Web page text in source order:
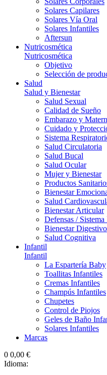
Solares Capilares
Solares Vía Oral
Solares Infantiles
Aftersun
Nutricosmética
Nutricosmética
Objetivo
Selección de
Salud
Salud y Bienestar
Salud Sexual
Calidad de Sueño
Embarazo y
Cuidado y
Sistema
Salud Circulatoria
Salud Bucal
Salud Ocular
Mujer y Bienestar
Productos
Bienestar
Salud
Bienestar Articular
Defensas /
Bienestar Digestivo
Salud Cognitiva
Infantil
Infantil
La Espartería Baby
Toallitas Infantiles
Cremas Infantiles
Champús Infantiles
Chupetes
Control de Piojos
Geles de Baño
Solares Infantiles
Marcas
0 0,00 €
Idioma: